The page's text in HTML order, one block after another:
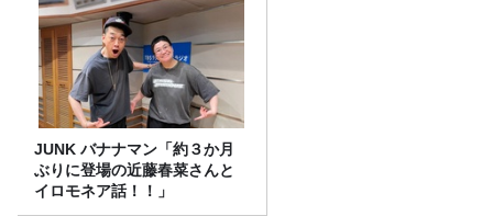
JUNK バナナマン「約３か月
ぶりに登場の近藤春菜さんと
イロモネア話！！」